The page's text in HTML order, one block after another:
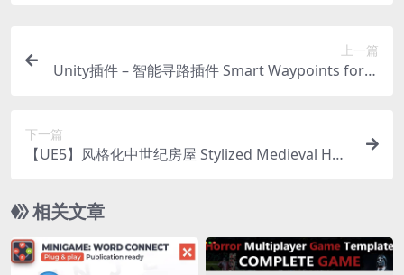
上一篇
Unity插件 – 智能寻路插件 Smart Waypoints for G
下一篇
【UE5】风格化中世纪房屋 Stylized Medieval Hou
d Medievals)
相关文章